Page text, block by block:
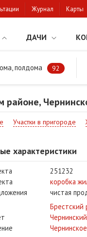
Журнал Карты
ДАЧИ
полдома 92
в Брестском районе,
Участки в пригороде
характеристики
251232
коробка
чистая
Брестский